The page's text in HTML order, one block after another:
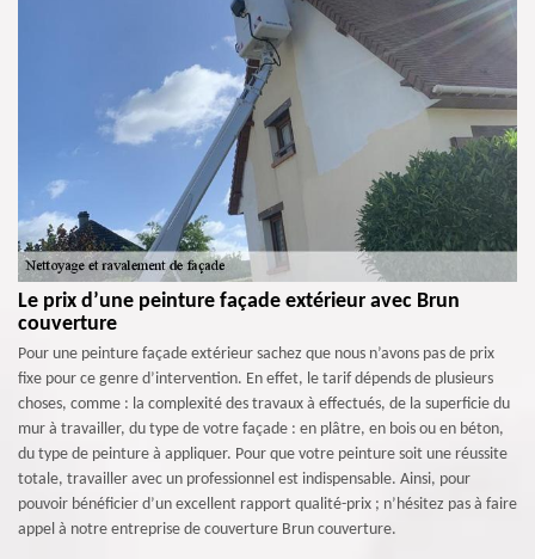
Le prix d’une peinture façade extérieur avec Brun
couverture
Pour une peinture façade extérieur sachez que nous n’avons pas de prix
fixe pour ce genre d’intervention. En effet, le tarif dépends de plusieurs
choses, comme : la complexité des travaux à effectués, de la superficie du
mur à travailler, du type de votre façade : en plâtre, en bois ou en béton,
du type de peinture à appliquer. Pour que votre peinture soit une réussite
totale, travailler avec un professionnel est indispensable. Ainsi, pour
pouvoir bénéficier d’un excellent rapport qualité-prix ; n’hésitez pas à faire
appel à notre entreprise de couverture Brun couverture.